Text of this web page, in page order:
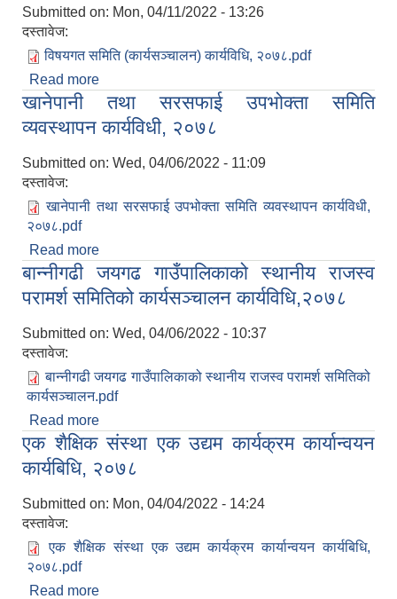
Submitted on: Mon, 04/11/2022 - 13:26
दस्तावेज:
विषयगत समिति (कार्यसञ्चालन) कार्यविधि, २०७८.pdf
Read more
खानेपानी तथा सरसफाई उपभोक्ता समिति
व्यवस्थापन कार्यविधी, २०७८
Submitted on: Wed, 04/06/2022 - 11:09
दस्तावेज:
खानेपानी तथा सरसफाई उपभोक्ता समिति व्यवस्थापन कार्यविधी,
२०७८.pdf
Read more
व्यवस्थापन कार्यविधी, २०७८
बान्नीगढी जयगढ गाउँपालिकाको स्थानीय राजस्व
परामर्श समितिको कार्यसञ्चालन कार्यविधि,२०७८
Submitted on: Wed, 04/06/2022 - 10:37
दस्तावेज:
बान्नीगढी जयगढ गाउँपालिकाको स्थानीय राजस्व परामर्श समितिको
कार्यसञ्चालन.pdf
Read more
परामर्श समितिको कार्यसञ्चालन कार्यविधि,२०७८
एक शैक्षिक संस्था एक उद्यम कार्यक्रम कार्यान्वयन
कार्यबिधि, २०७८
Submitted on: Mon, 04/04/2022 - 14:24
दस्तावेज:
एक शैक्षिक संस्था एक उद्यम कार्यक्रम कार्यान्वयन कार्यबिधि,
२०७८.pdf
Read more